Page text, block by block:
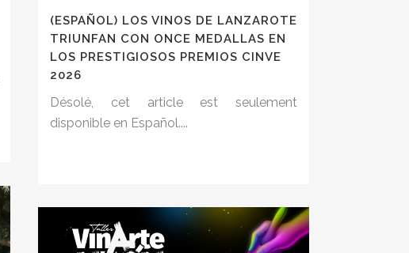
(ESPAÑOL) LOS VINOS DE LANZAROTE
TRIUNFAN CON ONCE MEDALLAS EN
LOS PRESTIGIOSOS PREMIOS CINVE
2026
Désolé, cet article est seulement
disponible en Español....